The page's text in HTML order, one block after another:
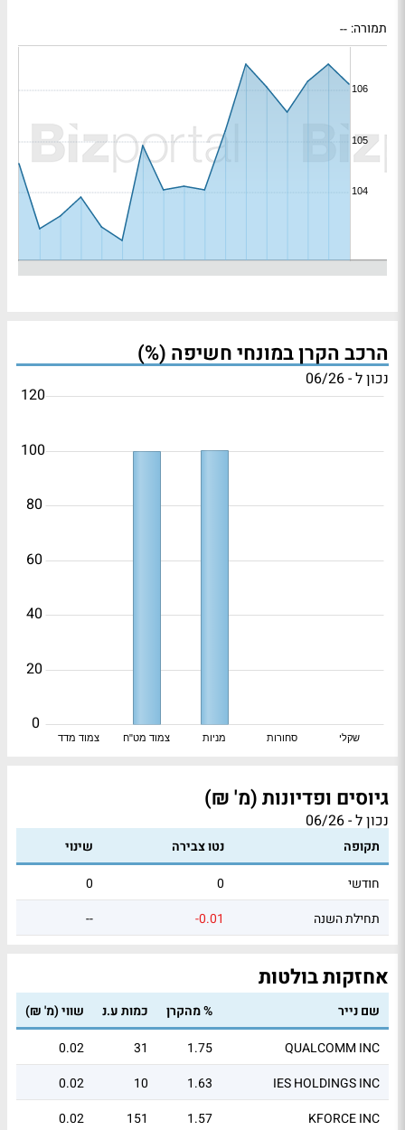
תמורה: --
הרכב הקרן במונחי חשיפה (%)
נכון ל - 06/26
צמוד מדד צמוד מט"ח מניות סחורות שקלי
0
20
40
60
80
100
120
גיוסים ופדיונות (מ' ₪)
נכון ל - 06/26
תקופה נטו צבירה
שינוי
חודשי
0
0
תחילת השנה
-0.01
--
אחזקות בולטות
שם נייר % מהקרן כמות ע.נ
שווי (מ' ₪)
QUALCOMM INC
1.75
31
0.02
IES HOLDINGS INC
1.63
10
0.02
KFORCE INC
1.57
151
0.02